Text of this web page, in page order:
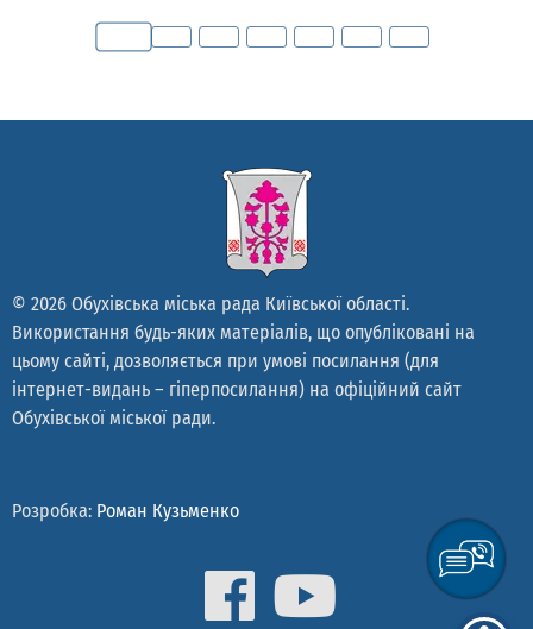
© 2026 Обухівська міська рада Київської області.
Використання будь-яких матеріалів, що опубліковані на
цьому сайті, дозволяється при умові посилання (для
інтернет-видань – гіперпосилання) на офіційний сайт
Обухівської міської ради.
Розробка: Роман Кузьменко